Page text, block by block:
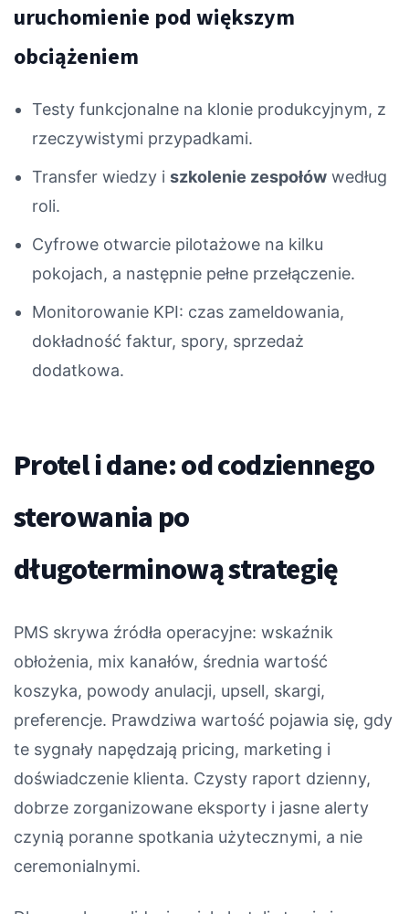
uruchomienie pod większym
obciążeniem
Testy funkcjonalne na klonie produkcyjnym, z
rzeczywistymi przypadkami.
Transfer wiedzy i szkolenie zespołów według
roli.
Cyfrowe otwarcie pilotażowe na kilku
pokojach, a następnie pełne przełączenie.
Monitorowanie KPI: czas zameldowania,
dokładność faktur, spory, sprzedaż
dodatkowa.
Protel i dane: od codziennego
sterowania po
długoterminową strategię
PMS skrywa źródła operacyjne: wskaźnik
obłożenia, mix kanałów, średnia wartość
koszyka, powody anulacji, upsell, skargi,
preferencje. Prawdziwa wartość pojawia się, gdy
te sygnały napędzają pricing, marketing i
doświadczenie klienta. Czysty raport dzienny,
dobrze zorganizowane eksporty i jasne alerty
czynią poranne spotkania użytecznymi, a nie
ceremonialnymi.